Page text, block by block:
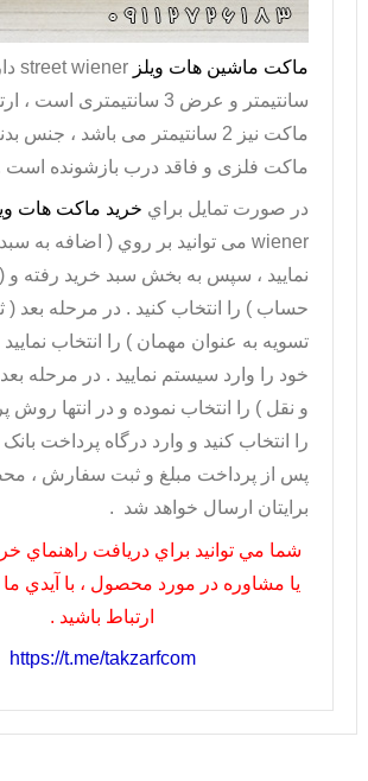
ماکت ماشین هات ویلز street wiener
سانتیمتر و عرض 3 سانتیمتری است
ماکت نیز 2 سانتیمتر می باشد ، جنس
ماکت فلزی و فاقد درب بازشونده است
در صورت تمايل براي خريد ماکت هات
wiener می توانيد بر روي ( اضافه به
نماييد ، سپس به بخش سبد خريد رفته و
حساب ) را انتخاب کنيد . در مرحله بعد (
تسويه به عنوان مهمان ) را انتخاب
خود را وارد سيستم نماييد . در مرحله
و نقل ) را انتخاب نموده و در انتها
را انتخاب کنيد و وارد درگاه پرداخت
پس از پرداخت مبلغ و ثبت سفارش ،
برايتان ارسال خواهد شد .
شما مي توانيد براي دريافت راهنماي
يا مشاوره در مورد محصول ، با آيدي ما
ارتباط باشيد .
https://t.me/takzarfcom